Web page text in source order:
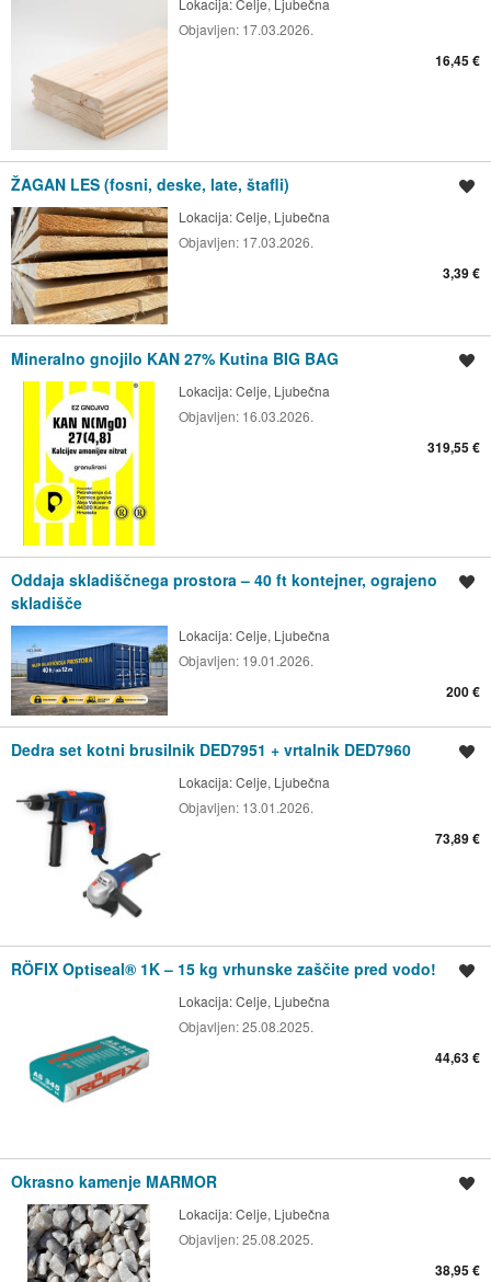
Objavljen: 17.03.2026.
16,45 €
ŽAGAN LES (fosni, deske, late, štafli)
Lokacija:Celje, Ljubečna
Objavljen: 17.03.2026.
3,39 €
Mineralno gnojilo KAN 27% Kutina BIG BAG
Lokacija:Celje, Ljubečna
Objavljen: 16.03.2026.
319,55 €
Oddaja skladiščnega prostora – 40 ft kontejner, ograjeno
skladišče
Lokacija:Celje, Ljubečna
Objavljen: 19.01.2026.
200 €
Dedra set kotni brusilnik DED7951 + vrtalnik DED7960
Lokacija:Celje, Ljubečna
Objavljen: 13.01.2026.
73,89 €
RÖFIX Optiseal® 1K – 15 kg vrhunske zaščite pred vodo!
Lokacija:Celje, Ljubečna
Objavljen:25.08.2025.
44,63 €
Okrasno kamenje MARMOR
Lokacija:Celje, Ljubečna
Objavljen:25.08.2025.
38,95 €